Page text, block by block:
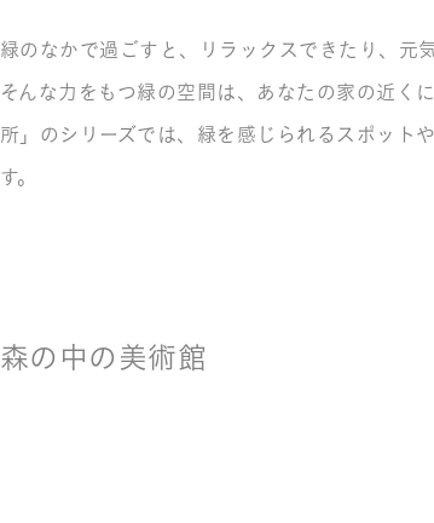
緑のなかで過ごすと、リラックスできたり、元
そんな力をもつ緑の空間は、あなたの家の近く
所」のシリーズでは、緑を感じられるスポット
す。
森の中の美術館